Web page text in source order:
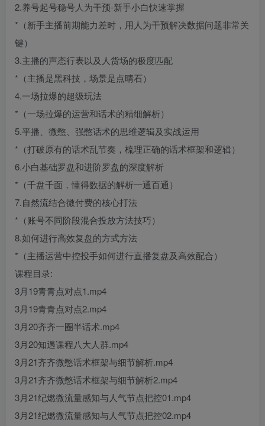
2.养号起号稳号人为干预-新手小白快速掌握
*（新手主播前期能力差时，用人为干预解决数据问题非常关
键）
3.主播的声态行表以及人货场的极度匹配
*（主播是黑科技，场景是点晴石）
4.一场拉爆的超级玩法
*（一场拉爆的运营和话术的精细解析）
5.平播、微憋、强憋话术的思维逻辑及实战运用
*（打破原有的话术乱节奏，梳理正确的话术框架和逻辑）
6.小白基础罗盘和进阶罗盘的深度解析
*（千盘千面，懂得数据的解析一通百通）
7.自然流结合微付费的核心打法
*（账号不同阶段混合投放方法技巧）
8.如何进行高效复盘的方式方法
*（主播运营中控投手如何进行直播复盘及高效配合）
课程目录:
3月19青青点对点1.mp4
3月19青青点对点2.mp4
3月20齐齐一圈半话术.mp4
3月20知遇课程八大人群.mp4
3月21齐齐微憋话术框架与细节解析.mp4
3月21齐齐微憋话术框架与细节解析2.mp4
3月21纪燃微流量感知与人气节点把控01.mp4
3月21纪燃微流量感知与人气节点把控02.mp4